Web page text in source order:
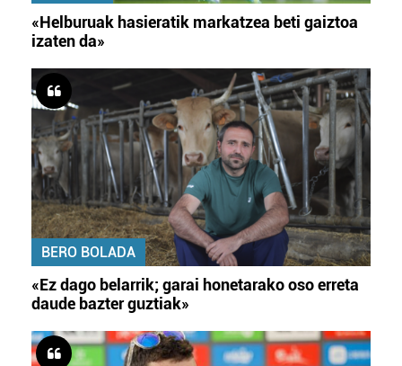
«Helburuak hasieratik markatzea beti gaiztoa
izaten da»
BERO BOLADA
«Ez dago belarrik; garai honetarako oso erreta
daude bazter guztiak»